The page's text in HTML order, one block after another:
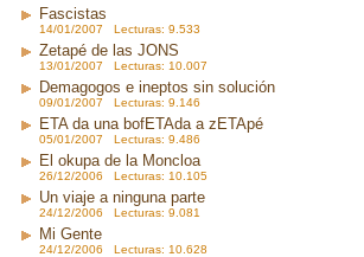
Fascistas
14/01/2007 Lecturas: 9.533
Zetapé de las JONS
13/01/2007 Lecturas: 10.007
Demagogos e ineptos sin solución
09/01/2007 Lecturas: 9.146
ETA da una bofETAda a zETApé
05/01/2007 Lecturas: 9.486
El okupa de la Moncloa
26/12/2006 Lecturas: 10.105
Un viaje a ninguna parte
24/12/2006 Lecturas: 9.081
Mi Gente
24/12/2006 Lecturas: 10.628